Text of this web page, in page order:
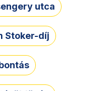
utca
Stoker-díj